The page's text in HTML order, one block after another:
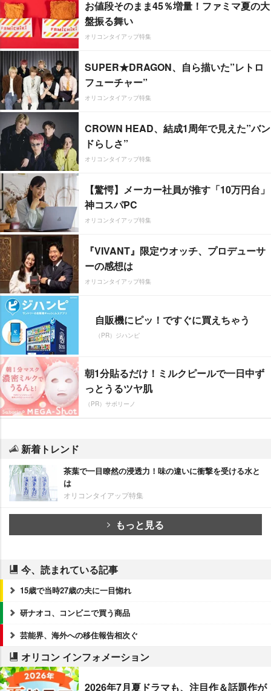
お値段そのまま45％増量！ファミマ夏の大
盤振る舞い
オリコンタイアップ特集
SUPER★DRAGON、自ら描いた”レトロ
フューチャー”
オリコンタイアップ特集
CROWN HEAD、結成1周年で見えた”バン
ドらしさ”
オリコンタイアップ特集
【驚愕】メーカー社員が推す「10万円台」
神コスパPC
オリコンタイアップ特集
『VIVANT』限定ウオッチ、プロデューサ
ーの感想は
オリコンタイアップ特集
自販機にピッ！ですぐに買えちゃう
（PR）ジハンピ
朝1分貼るだけ！ミルクピールで一日中ず
っとうるツヤ肌
（PR）サボリーノ
新着トレンド
茶葉で一目瞭然の浸透力！味の違いに衝撃を受ける水と
は
オリコンタイアップ特集
もっと見る
今、読まれている記事
15歳で当時27歳の夫に一目惚れ
研ナオコ、コンビニで買う商品
芸能界、海外への移住報告相次ぐ
オリコン インフォメーション
2026年7月夏ドラマも、注目作＆話題作が